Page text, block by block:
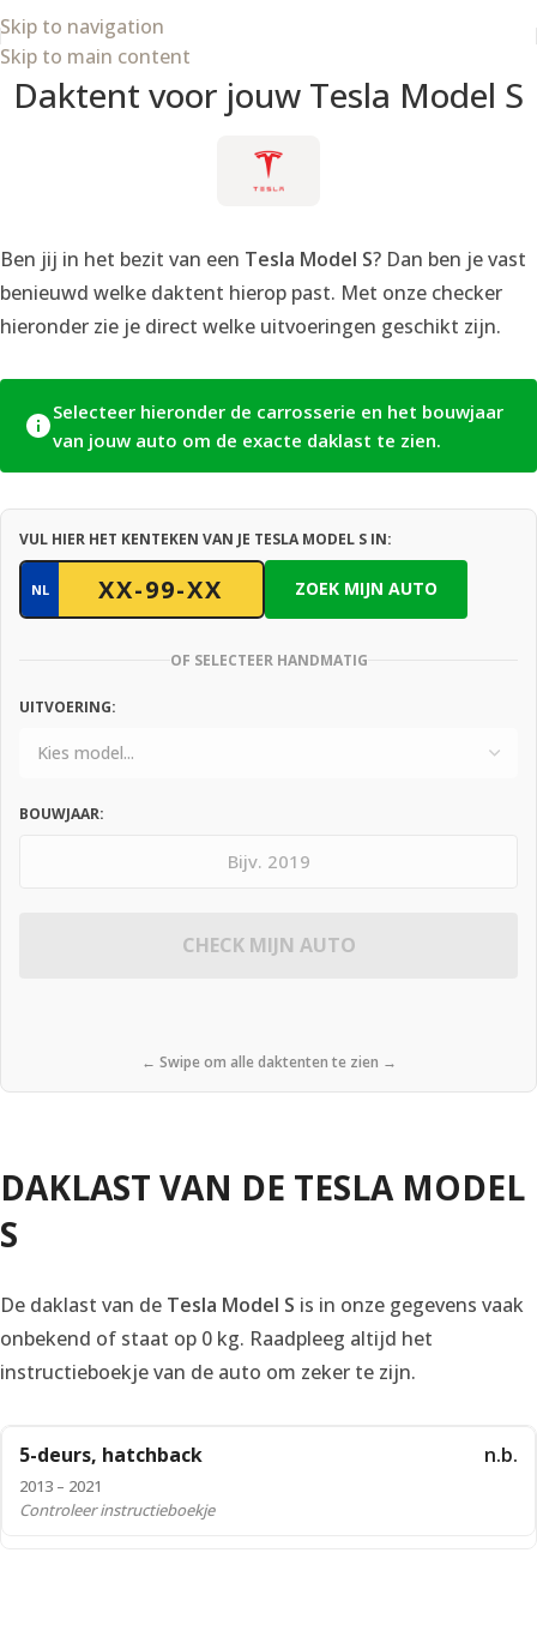
Skip to navigation
Skip to main content
Wij zijn van 8 t/m 21 augustus op vakantie.
Daktent voor jouw Tesla Model S
Ben jij in het bezit van een Tesla Model S? Dan ben je vast
benieuwd welke daktent hierop past. Met onze checker
hieronder zie je direct welke uitvoeringen geschikt zijn.
Selecteer hieronder de carrosserie en het bouwjaar
van jouw auto om de exacte daklast te zien.
VUL HIER HET KENTEKEN VAN JE TESLA MODEL S IN:
NL ZOEK MIJN AUTO
OF SELECTEER HANDMATIG
UITVOERING:
BOUWJAAR:
CHECK MIJN AUTO
← Swipe om alle daktenten te zien →
DAKLAST VAN DE TESLA MODEL
S
De daklast van de Tesla Model S is in onze gegevens vaak
onbekend of staat op 0 kg. Raadpleeg altijd het
instructieboekje van de auto om zeker te zijn.
5-deurs, hatchback
2013 – 2021
n.b.
Controleer instructieboekje